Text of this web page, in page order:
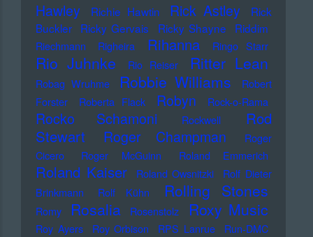
Hawley
Richie Hawtin Rick Astley
Rick
Buckler
Ricky Gervais Ricky Shayne Riddim
Riechmann Righeira Rihanna Ringo Starr
Rio Juhnke Rio Reiser Ritter Lean
Robag Wruhme Robbie Williams
Robert
Forster
Roberta Flack Robyn Rock-o-Rama
Rocko Schamoni Rockwell
Rod
Stewart
Roger Champman
Roger
Cicero
Roger McGuinn Roland Emmerich
Roland Kaiser Roland Owsnitzki
Rolf Dieter
Brinkmann
Rolf Kühn Rolling Stones
Romy Rosalia Rosenstolz Roxy Music
Roy Ayers Roy Orbison RPS Lanrue
Run-DMC